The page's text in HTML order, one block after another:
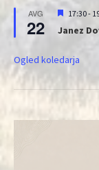
AVG
22
17:30-
Janez
Ogled koledarja